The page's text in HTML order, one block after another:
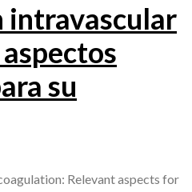
intravascular
su
Relevant aspects for